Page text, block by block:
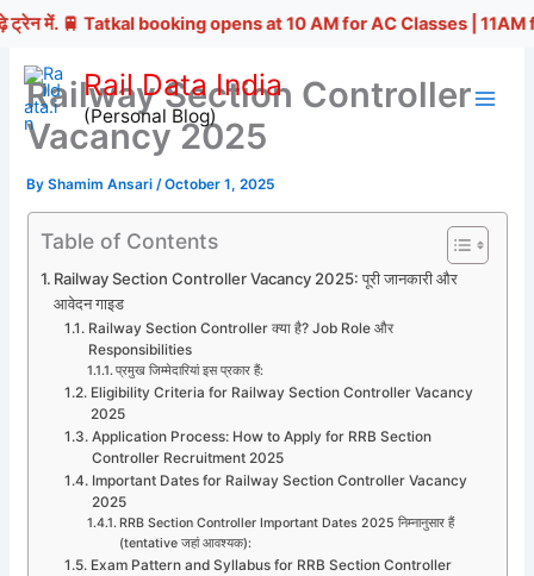
🚆 Tatkal booking opens at 10 AM for AC Classes | 11AM for Non-
Skip
content
Rail Data India
(Personal Blog)
Railway Section Controller
Vacancy 2025
ByShamim Ansari/October 1, 2025
Table of Contents
Railway Section Controller Vacancy 2025: पूरी जानकारी और
आवेदन गाइड
Railway Section Controller क्या है? Job Role और
Responsibilities
प्रमुख जिम्मेदारियां इस प्रकार हैं:
Eligibility Criteria for Railway Section Controller Vacancy
2025
Application Process: How to Apply for RRB Section
Controller Recruitment 2025
Important Dates for Railway Section Controller Vacancy
2025
RRB Section Controller Important Dates 2025 निम्नानुसार हैं
(tentative जहां आवश्यक):
Exam Pattern and Syllabus for RRB Section Controller